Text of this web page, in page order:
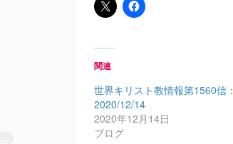
関連
世界キリスト教情報第1560信：
2020/12/14
2020年12月14日
ブログ